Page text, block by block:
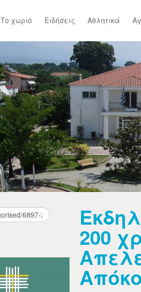
Το χωριό Ειδήσεις Αθλητικά
200